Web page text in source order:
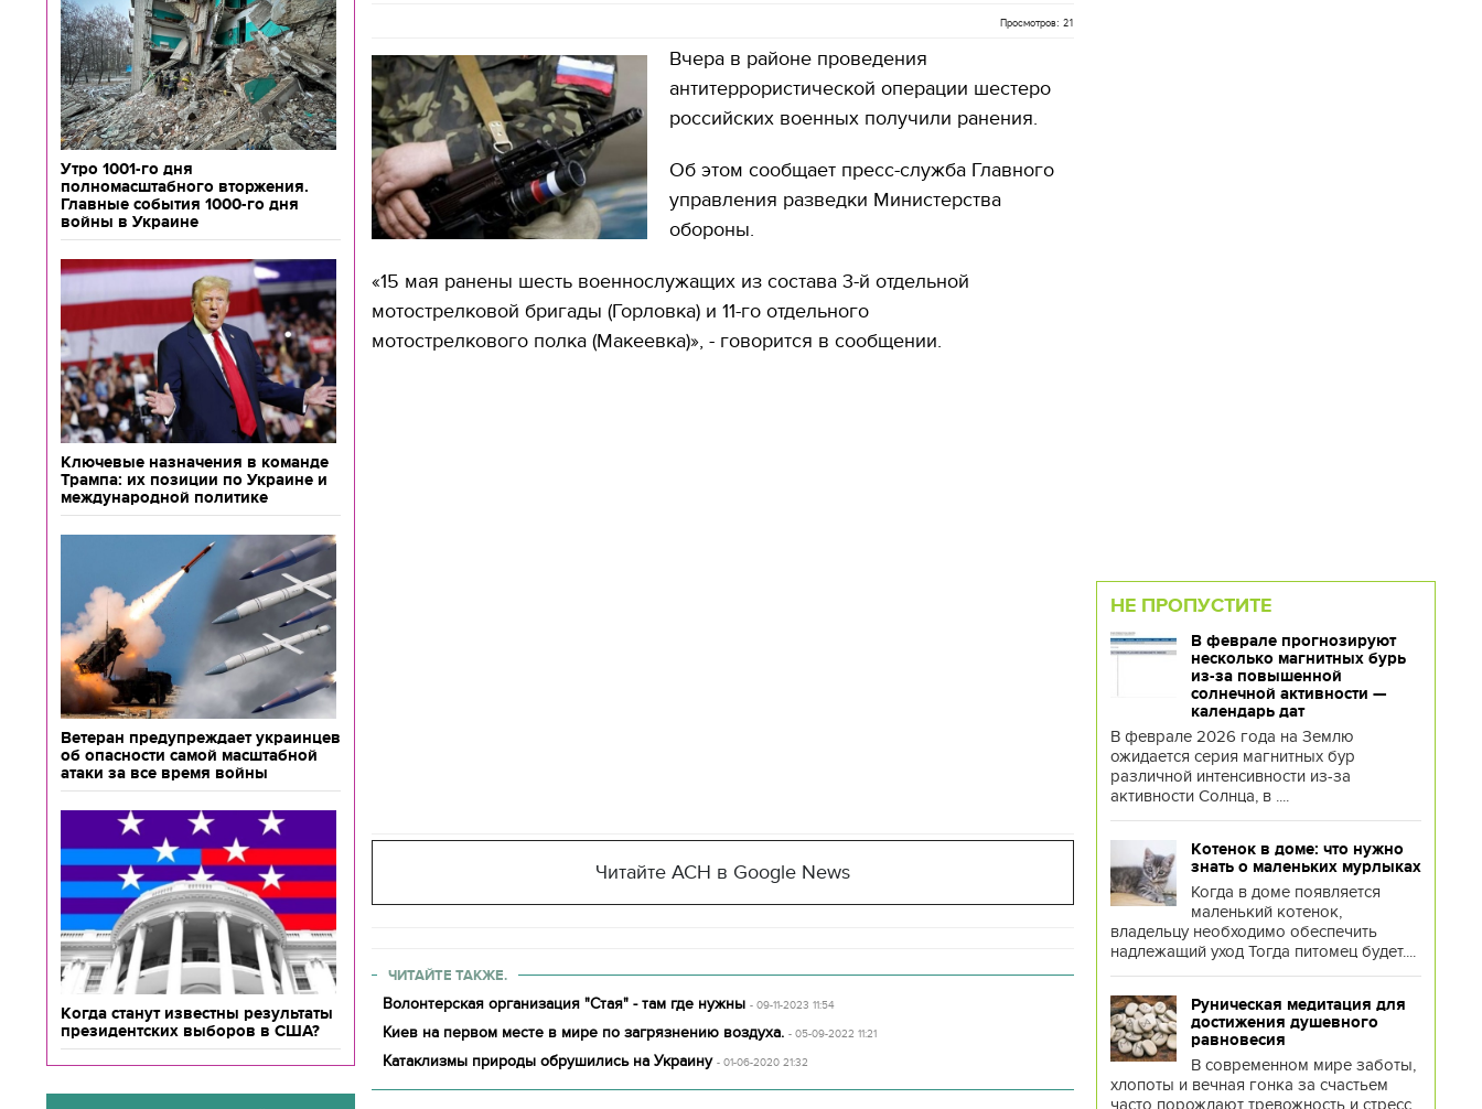
Утро 1001-го дня
полномасштабного вторжения.
Главные события 1000-го дня
войны в Украине
Ключевые назначения в команде
Трампа: их позиции по Украине и
международной политике
Ветеран предупреждает украинцев
об опасности самой масштабной
атаки за все время войны
Когда станут известны результаты
президентских выборов в США?
Просмотров: 21
Вчера в районе проведения
антитеррористической операции шестеро
российских военных получили ранения.
Об этом сообщает пресс-служба Главного
управления разведки Министерства
обороны.
«15 мая ранены шесть военнослужащих из состава 3-й отдельной
мотострелковой бригады (Горловка) и 11-го отдельного
мотострелкового полка (Макеевка)», - говорится в сообщении.
Читайте АСН в Google News
ЧИТАЙТЕ ТАКЖЕ.
Волонтерская организация "Стая" - там где нужны - 09-11-2023 11:54
Киев на первом месте в мире по загрязнению воздуха. - 05-09-2022 11:21
Катаклизмы природы обрушились на Украину - 01-06-2020 21:32
НЕ ПРОПУСТИТЕ
В феврале прогнозируют
несколько магнитных бурь
из-за повышенной
солнечной активности —
календарь дат
В феврале 2026 года на Землю
ожидается серия магнитных бур
различной интенсивности из-за
активности Солнца, в ....
Котенок в доме: что нужно
знать о маленьких мурлыках
Когда в доме появляется
маленький котенок,
владельцу необходимо обеспечить
надлежащий уход Тогда питомец будет....
Руническая медитация для
достижения душевного
равновесия
В современном мире заботы,
хлопоты и вечная гонка за счастьем
часто порождают тревожность и стресс